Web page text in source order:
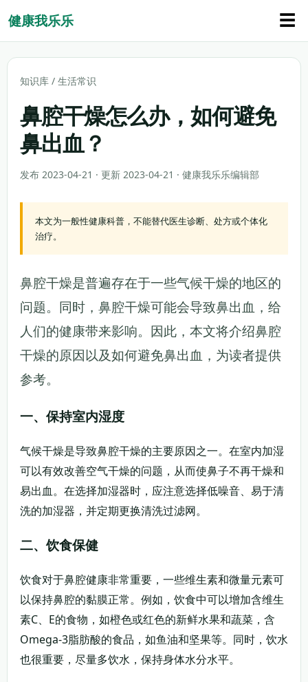
健康我乐乐 ☰
知识库 / 生活常识
鼻腔干燥怎么办，如何避免
鼻出血？
发布 2023-04-21 · 更新 2023-04-21 · 健康我乐乐编辑部
本文为一般性健康科普，不能替代医生诊断、处方或个体化
治疗。
鼻腔干燥是普遍存在于一些气候干燥的地区的
问题。同时，鼻腔干燥可能会导致鼻出血，给
人们的健康带来影响。因此，本文将介绍鼻腔
干燥的原因以及如何避免鼻出血，为读者提供
参考。
一、保持室内湿度
气候干燥是导致鼻腔干燥的主要原因之一。在室内加湿
可以有效改善空气干燥的问题，从而使鼻子不再干燥和
易出血。在选择加湿器时，应注意选择低噪音、易于清
洗的加湿器，并定期更换清洗过滤网。
二、饮食保健
饮食对于鼻腔健康非常重要，一些维生素和微量元素可
以保持鼻腔的黏膜正常。例如，饮食中可以增加含维生
素C、E的食物，如橙色或红色的新鲜水果和蔬菜，含
Omega-3脂肪酸的食品，如鱼油和坚果等。同时，饮水
也很重要，尽量多饮水，保持身体水分水平。